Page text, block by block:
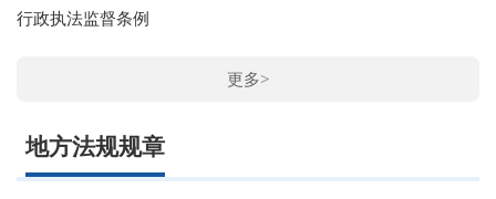
行政执法监督条例
更多>
地方法规规章